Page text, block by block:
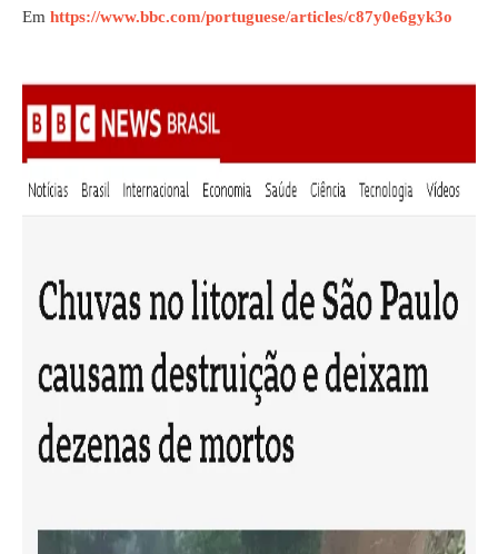
ok In
A
Em https://www.bbc.com/portuguese/articles/c87y0e6gyk3o